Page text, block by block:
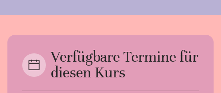
Verfügbare Termine für
diesen Kurs